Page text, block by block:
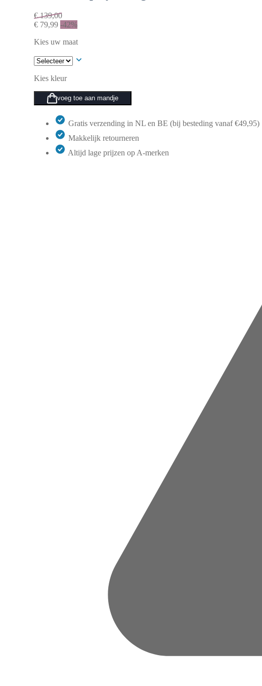
€139,00
€79,99 -42%
Kies uw maat
Kies kleur
voeg toe aan mandje
Gratis verzending in NL en BE (bij besteding vanaf €49,95)
Makkelijk retourneren
Altijd lage prijzen op A-merken